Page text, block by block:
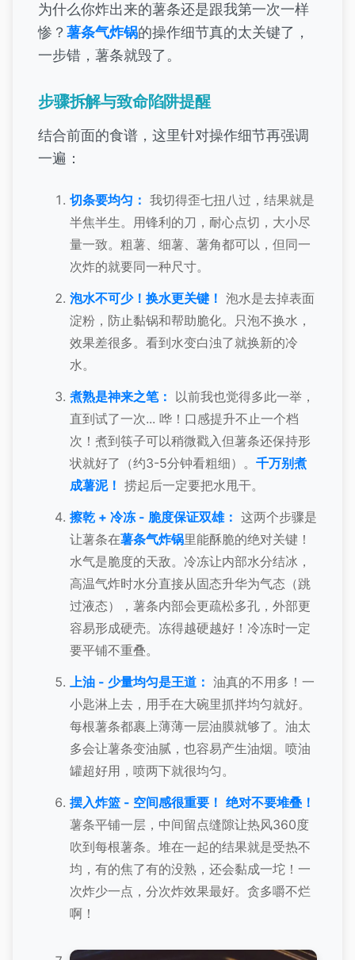
为什么你炸出来的薯条还是跟我第一次一样
惨？ 薯条气炸锅的操作细节真的太关键了，
一步错，薯条就毁了。
步骤拆解与致命陷阱提醒
结合前面的食谱，这里针对操作细节再强调
一遍：
切条要均匀： 我切得歪七扭八过，结果就是
半焦半生。用锋利的刀，耐心点切，大小尽
量一致。粗薯、细薯、薯角都可以，但同一
次炸的就要同一种尺寸。
泡水不可少！换水更关键！ 泡水是去掉表面
淀粉，防止黏锅和帮助脆化。只泡不换水，
效果差很多。看到水变白浊了就换新的冷
水。
煮熟是神来之笔： 以前我也觉得多此一举，
直到试了一次... 哗！口感提升不止一个档
次！煮到筷子可以稍微戳入但薯条还保持形
状就好了（约3-5分钟看粗细）。 千万别煮
成薯泥！ 捞起后一定要把水甩干。
擦乾 + 冷冻 - 脆度保证双雄： 这两个步骤是
让薯条在薯条气炸锅里能酥脆的绝对关键！
水气是脆度的天敌。冷冻让内部水分结冰，
高温气炸时水分直接从固态升华为气态（跳
过液态），薯条内部会更疏松多孔，外部更
容易形成硬壳。冻得越硬越好！冷冻时一定
要平铺不重叠。
上油 - 少量均匀是王道： 油真的不用多！一
小匙淋上去，用手在大碗里抓拌均匀就好。
每根薯条都裹上薄薄一层油膜就够了。油太
多会让薯条变油腻，也容易产生油烟。喷油
罐超好用，喷两下就很均匀。
摆入炸篮 - 空间感很重要！ 绝对不要堆叠！
薯条平铺一层，中间留点缝隙让热风360度
吹到每根薯条。堆在一起的结果就是受热不
均，有的焦了有的没熟，还会黏成一坨！一
次炸少一点，分次炸效果最好。贪多嚼不烂
啊！